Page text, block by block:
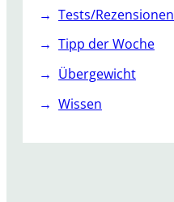
Tests/Rezensionen
Tipp der Woche
Übergewicht
Wissen